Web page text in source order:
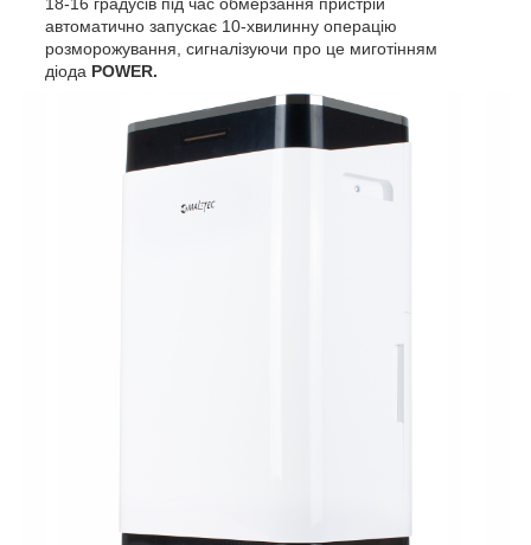
18-16 градусів під час обмерзання пристрій
автоматично запускає 10-хвилинну операцію
розморожування, сигналізуючи про це миготінням
діода POWER.